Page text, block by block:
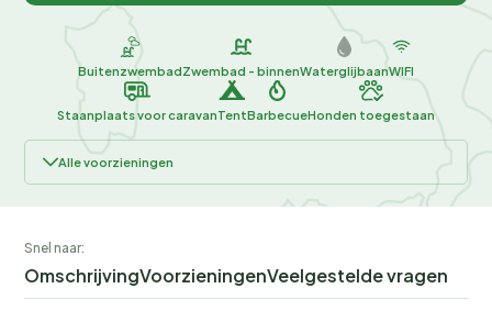
BuitenzwembadZwembad - binnenWaterglijbaanWIFI
Staanplaats voor caravanTentBarbecueHonden toegestaan
Alle voorzieningen
Snel naar:
OmschrijvingVoorzieningenVeelgestelde vragen